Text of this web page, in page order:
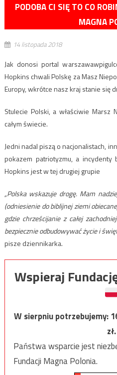
PODOBA CI SIĘ TO CO
MAGNA
14 listopada 2018
Jak donosi portal
Hopkins chwali Polskę za Masz
Europy, wkrótce nasz kraj stanie się
Stulecie Polski, a właściwie Marsz
całym świecie.
Jedni nadal piszą o nacjonalistach,
pokazem patriotyzmu, a incydenty
Hopkins jest w tej drugiej grupie
„Polska wskazuje drogę. Mam
(odniesienie do biblijnej ziemi
gdzie chrześcijanie z całej
bezpiecznie odbudowywać życie i
pisze dziennikarka.
Wspieraj
W sierpniu potrzebujemy:
zł.
Państwa wsparcie jest
Fundacji Magna Polonia.